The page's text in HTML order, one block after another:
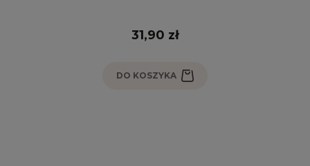
31,90 zł
DO KOSZYKA